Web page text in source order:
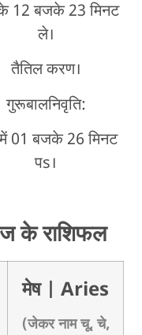
12 बजके 23 मिनट
ले।
तैतिल करण।
गुरूबालनिवृति:
01 बजके 26 मिनट
पs।
के राशिफल
मेष | Aries
(जेकर नाम चू, चे,